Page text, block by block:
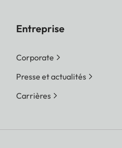
Entreprise
Corporate
Presse et actualités
Carrières